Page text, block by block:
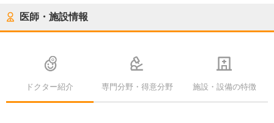
医師・施設情報
ドクター紹介 専門分野・得意分野 施設・設備の特徴